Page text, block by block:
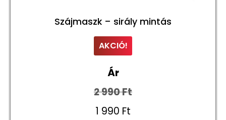
Szájmaszk – sirály mintás
AKCIÓ!
Ár
2 990Ft
Original
1 990 Ft